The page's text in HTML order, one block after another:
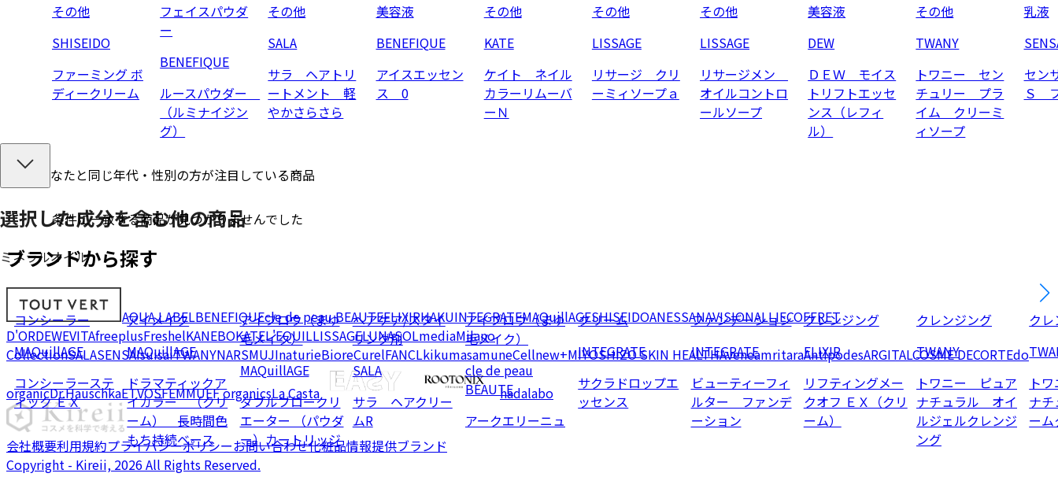
選択した成分を含む他の商品
ミネラルオイル
コンシーラー
MAQuillAGE
コンシーラーステ
ィック ＥＸ
アイメイク
MAQuillAGE
ドラマティックア
イカラー （クリ
ーム） 長時間色
もち持続ベース
アイブロウ（まゆ
毛メイク）
MAQuillAGE
ダブルブロークリ
エーター （パウダ
ー）カートリッジ
ヘアケア/スタイ
リング剤
SALA
サラ ヘアクリー
ムR
アイブロウ（まゆ
毛メイク）
cle de peau
BEAUTE
アークエリーニュ
クリーム
INTEGRATE
サクラドロップエ
ッセンス
ファンデーション
INTEGRATE
ビューティーフィ
ルター ファンデ
ーション
クレンジング
ELIXIR
リフティングメー
クオフ ＥＸ（クリ
ーム）
クレンジング
TWANY
トワニー ピュア
ナチュラル オイ
ルジェルクレンジ
ング
ク
ト
ナ
ー
その他
SHISEIDO
ファーミング ボ
ディークリーム
フェイスパウダ
ー
BENEFIQUE
ルースパウダー
（ルミナイジン
グ）
その他
SALA
サラ ヘアトリ
ートメント 軽
やかさらさら
美容液
BENEFIQUE
アイスエッセン
ス 0
その他
KATE
ケイト ネイル
カラーリムーバ
ーＮ
その他
LISSAGE
リサージ クリ
ーミィソープａ
その他
LISSAGE
リサージメン
オイルコントロ
ールソープ
美容液
DEW
ＤＥＷ モイス
トリフトエッセ
ンス（レフィ
ル）
その他
TWANY
トワニー セン
チュリー プラ
イム クリーミ
ィソープ
乳液
セン
Ｓ
あなたと同じ年代・性別の方が注目している商品
条件に一致する商品が見つかりませんでした
ブランドから探す
AQUA LABELBENEFIQUEcle de peau BEAUTEELIXIRHAKUINTEGRATEMAQuillAGESHISEIDOANESSANAVISIONALLIECOFFRET
D'ORDEWEVITAfreeplusFreshelKANEBOKATEL'EQUILLISSAGELUNASOLmediaMilano
CollectionSALASENSAIsuisaiTWANYNARSMUJInaturieBioreCurelFANCLkikumasamuneCellnew+MIYOSHIZO SKIN HEALTHAveneamritaraAntipodesARGITALCOSME DECORTEdo
organicDr.HauschkaETVOSFEMMUEF organicsLa Casta hadalabo
会社概要利用規約プライバシーポリシーお問い合わせ化粧品情報提供ブランド
Copyright - Kireii, 2026 All Rights Reserved.